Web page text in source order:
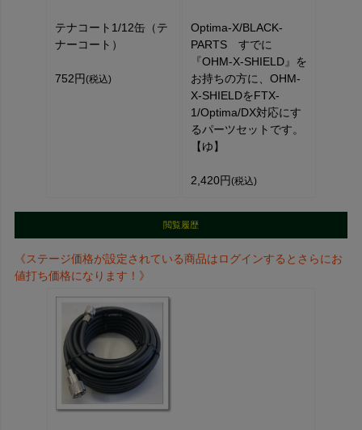
テナコート1/12缶（テ
ナーコート）
752円 (税込)
Optima-X/BLACK-
PARTS すでに
『OHM-X-SHIELD』を
お持ちの方に、OHM-
X-SHIELDをFTX-
1/Optima/DX対応にす
るパーツセットです。
【ゆ】
2,420円 (税込)
閲覧履歴
《ステージ価格が設定されている商品はログインするとさらにお
値打ち価格になります！》